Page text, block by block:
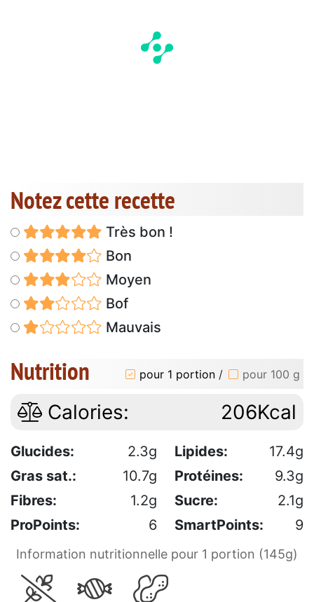
Notez cette recette
Très bon !
Bon
Moyen
Bof
Mauvais
Nutrition pour 1 portion / pour 100 g
Calories: 206Kcal
Glucides: 2.3g Lipides:
17.4g
Gras sat.:
10.7g Protéines:
9.3g
Fibres:
1.2g Sucre:
2.1g
ProPoints:
6 SmartPoints: 9
Information nutritionnelle pour 1 portion (145g)